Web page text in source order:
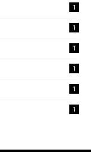
1
1
1
1
1
1